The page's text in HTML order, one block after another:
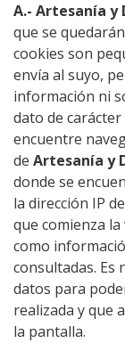
A.- Artesanía y
que se
cookies son
envía al suyo,
información ni
dato de
encuentre
de Artesanía y
donde se
la dirección IP
que comienza
como
consultadas. Es
datos para
realizada y que
la pantalla.